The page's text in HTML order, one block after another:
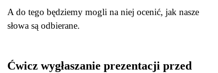
A do tego będziemy mogli na niej ocenić, jak nasze
słowa są odbierane.
Ćwicz wygłaszanie prezentacji przed